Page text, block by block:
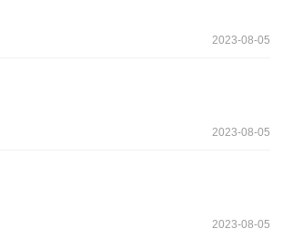
2023-08-05
2023-08-05
2023-08-05